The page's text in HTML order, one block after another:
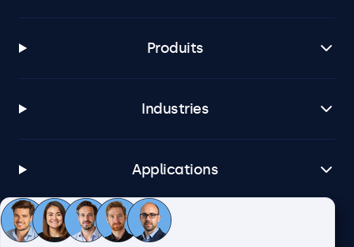
Produits
Industries
Applications
Service client